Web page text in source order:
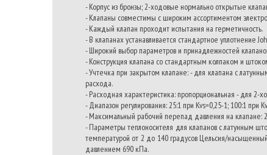
- Корпус из бронзы; 2-ходовые нормально открытые
- Клапаны совместимы с широким ассортиментом
- Каждый клапан проходит испытания на герметичность.
- В клапанах устанавливается стандартное уплотнение
- Широкий выбор параметров и принадлежностей
- Конструкция клапана со стандартным колпаком и
- Учтечка при закрытом клапане: - для клапана с
расхода.
- Расходная характеристика: пропорциональная - для 2-
- Диапазон регулирования: 25:1 при Kvs=0,25-1; 100:1 при
- Максимальный рабочий перепад давления на клапане:
- Параметры теплоносителя для клапанов с латунным
температурой от 2 до 140 градусов Цельсия/
давлением 690 кПа.